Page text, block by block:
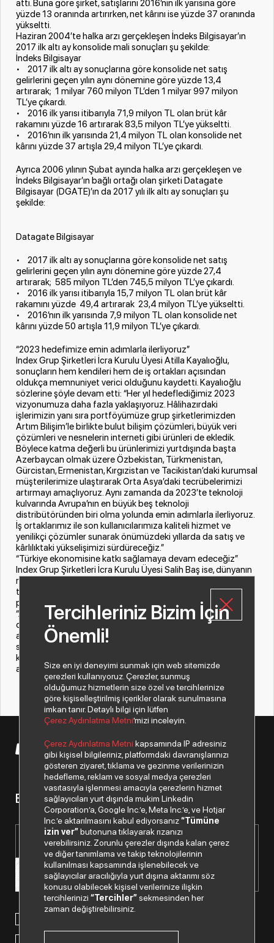
attı. Buna göre şirket, satışlarını 2016’nın ilk yarısına göre
yüzde 13 oranında artırırken, net kârını ise yüzde 37 oranında
yükseltti.
Haziran 2004’te halka arzı gerçekleşen İndeks Bilgisayar’ın
2017 ilk altı ay konsolide mali sonuçları şu şekilde:
İndeks Bilgisayar
• 2017 ilk altı ay sonuçlarına göre konsolide net satış
gelirlerini geçen yılın aynı dönemine göre yüzde 13,4
artırarak; 1 milyar 760 milyon TL’den 1 milyar 997 milyon
TL’ye çıkardı.
• 2016 ilk yarısı itibarıyla 71,9 milyon TL olan brüt kâr
rakamını yüzde 16 artırarak 83,5 milyon TL’ye yükseltti.
• 2016’nın ilk yarısında 21,4 milyon TL olan konsolide net
kârını yüzde 37 artışla 29,4 milyon TL’ye çıkardı.
Ayrıca 2006 yılının Şubat ayında halka arzı gerçekleşen ve
İndeks Bilgisayar’ın bağlı ortağı olan şirketi Datagate
Bilgisayar (DGATE)’ın da 2017 yılı ilk altı ay sonuçları şu
şekilde:
Datagate Bilgisayar
• 2017 ilk altı ay sonuçlarına göre konsolide net satış
gelirlerini geçen yılın aynı dönemine göre yüzde 27,4
artırarak; 585 milyon TL’den 745,5 milyon TL’ye çıkardı.
• 2016 ilk yarısı itibarıyla 15,7 milyon TL olan brüt kâr
rakamını yüzde 49,4 artırarak 23,4 milyon TL’ye yükseltti.
• 2016’nın ilk yarısında 7,9 milyon TL olan konsolide net
kârını yüzde 50 artışla 11,9 milyon TL’ye çıkardı.
“2023 hedefimize emin adımlarla ilerliyoruz”
Index Grup Şirketleri İcra Kurulu Üyesi Atilla Kayalıoğlu,
sonuçların hem kendileri hem de iş ortakları açısından
oldukça memnuniyet verici olduğunu kaydetti. Kayalıoğlu
sözlerine şöyle devam etti: “Her yıl hedeflediğimiz 2023
vizyonumuza daha fazla yaklaşıyoruz. Hâlihazırdaki
işlerimizin yanı sıra portföyümüze grup şirketlerimizden
Artım Bilişim’le birlikte bulut bilişim çözümleri, büyük veri
çözümleri ve nesnelerin interneti gibi ürünleri de ekledik.
Böylece katma değerli bu ürünlerimizi yurtdışında başta
Azerbaycan olmak üzere Özbekistan, Türkmenistan,
Gürcistan, Ermenistan, Kırgızistan ve Tacikistan’daki kurumsal
müşterilerimize ulaştırarak Orta Asya’daki tecrübelerimizi
artırmayı amaçlıyoruz. Aynı zamanda da 2023’te teknoloji
kulvarında Avrupa’nın en büyük beş teknoloji
distribütöründen biri olma yolunda emin adımlarla ilerliyoruz.
İş ortaklarımız ile son kullanıcılarımıza kaliteli hizmet ve
yenilikçi çözümler sunarak önümüzdeki yıllarda da satış ve
kârlılıktaki yükselişimizi sürdüreceğiz.”
“Türkiye ekonomisine katkı sağlamaya devam edeceğiz”
Index Grup Şirketleri İcra Kurulu Üyesi Salih Baş ise, dünyanın
rotasını çevirdiği dijital dönüşüme hızla geçiş yaparak bilişim
teknolojileri sektörünün dağıtım noktasındaki liderliklerini
perçinlemeyi çok önemsediklerini belirtti. Salih Baş sözlerine
“Ayrıca ülkemizin önde gelen telekom distribütörlerinden biri
olarak da, hem dijital dönüşüm yatırımlarımızla hem de bu
alanda istihdam yaratarak Türkiye ekonomisine katkı
sunmaktan son derece mutluyuz. Özverili çabalarımızın
karşılığının bu sonuçlarla her yıl katlanarak alınması çalışma
azmimizi güçlendiriyor” diye devam etti.
© 2026 Copyright Despec A.Ş. Tüm hakları saklıdır.
Bizden haberiniz olsun.
Paylaştığım kişisel verilerimin işlenmesi hususunda
Tercihleriniz Bizim İçin
Önemli!
Size en iyi deneyimi sunmak için web sitemizde
çerezleri kullanıyoruz. Çerezler, sunmuş
olduğumuz hizmetlerin size özel ve tercihlerinize
göre kişiselleştirilmiş içerikler olarak sunulmasına
imkan tanır. Detaylı bilgi için lütfen
Çerez Aydınlatma Metni’mizi inceleyin.
Çerez Aydınlatma Metni kapsamında IP adresiniz
gibi kişisel bilgileriniz, platformdaki davranışlarınızı
gösteren ziyaret, tıklama ve gezinme verilerinizin
hedefleme, reklam ve sosyal medya çerezleri
vasıtasıyla işlenmesi amacıyla çerezlerin hizmet
sağlayıcıları yurt dışında mukim Linkedin
Corporation’a, Google Inc.’e, Meta Inc.’e, ve Hotjar
Inc.’e aktarılmasını kabul ediyorsanız“Tümüne
izin ver”butonuna tıklayarak rızanızı
verebilirsiniz. Zorunlu çerezler dışında kalan çerez
ve diğer tanımlama ve takip teknolojilerinin
kullanılması kapsamında işlenebilecek ve
sağlayıcılar aracılığıyla yurt dışına aktarımı söz
konusu olabilecek kişisel verilerinize ilişkin
tercihlerinizi“Tercihler”sekmesinden her
zaman değiştirebilirsiniz.